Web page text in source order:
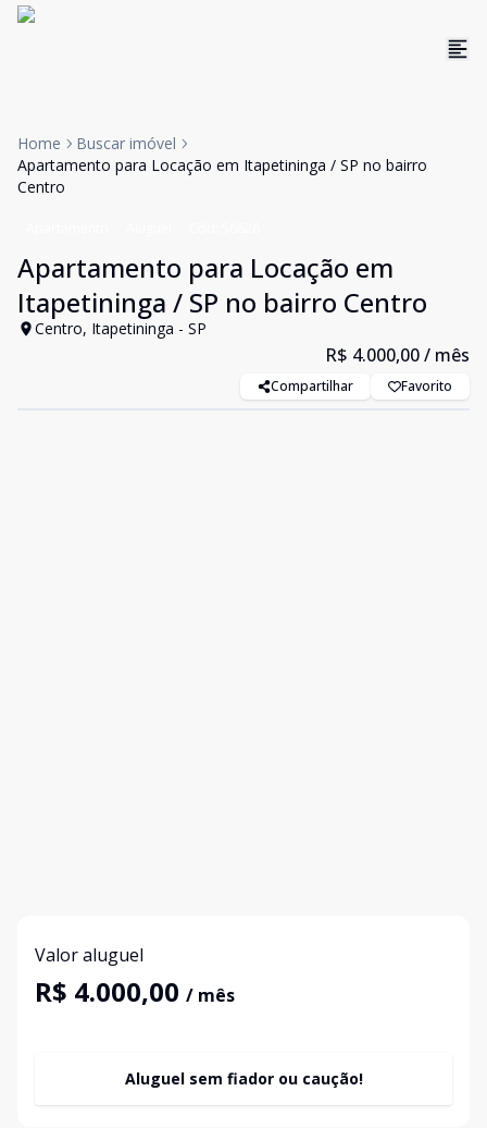
Home
Buscar imóvel
Apartamento para Locação em Itapetininga / SP no bairro
Centro
Apartamento para Locação em
Itapetininga / SP no bairro Centro
Centro, Itapetininga - SP
R$ 4.000,00/ mês
Compartilhar Favorito
Valor aluguel
R$ 4.000,00 / mês
Aluguel sem fiador ou caução!